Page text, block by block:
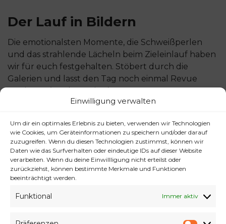
Einwilligung verwalten
Um dir ein optimales Erlebnis zu bieten, verwenden wir Technologien
wie Cookies, um Geräteinformationen zu speichern und/oder darauf
zuzugreifen. Wenn du diesen Technologien zustimmst, können wir
Daten wie das Surfverhalten oder eindeutige IDs auf dieser Website
verarbeiten. Wenn du deine Einwillligung nicht erteilst oder
zurückziehst, können bestimmte Merkmale und Funktionen
beeinträchtigt werden.
Funktional Immer aktiv
Der Lauf in Bildern
Die emotionalsten Momente, die Schweißperlen
und das strahlende Lächeln beim Zieleinlauf haben
wir für euch festgehalten. Stöbert durch die
Galerien und lasst den Tag noch einmal Revue
Zur Fotogalerie des 23. Elbe-Brücken-Laufs
Vielen Dank an alle Teilnehmenden, Helfer, das
DRK, die Polizei, Tanger-Timeservice für die
Zeitmessung und Zuschauer, die diesen Tag
unvergesslich gemacht haben. Wir sehen uns
bei unsern nächsten Läufen!